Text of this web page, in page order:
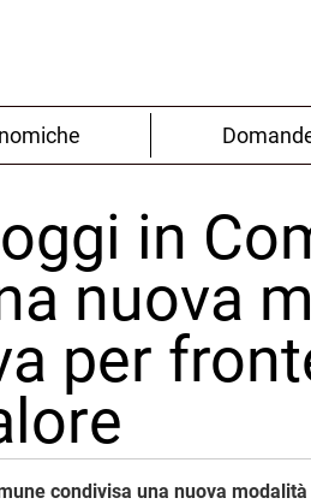
in
nuova
per